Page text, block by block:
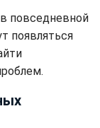
повседневной
появляться